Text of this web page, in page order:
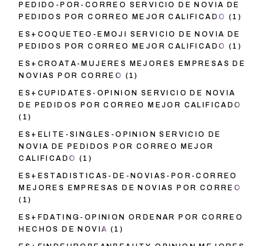
PEDIDO-POR-CORREO SERVICIO DE NOVIA DE
PEDIDOS POR CORREO MEJOR CALIFICADO (1)
ES+COQUETEO-EMOJI SERVICIO DE NOVIA DE
PEDIDOS POR CORREO MEJOR CALIFICADO (1)
ES+CROATA-MUJERES MEJORES EMPRESAS DE
NOVIAS POR CORREO (1)
ES+CUPIDATES-OPINION SERVICIO DE NOVIA
DE PEDIDOS POR CORREO MEJOR CALIFICADO
(1)
ES+ELITE-SINGLES-OPINION SERVICIO DE
NOVIA DE PEDIDOS POR CORREO MEJOR
CALIFICADO (1)
ES+ESTADISTICAS-DE-NOVIAS-POR-CORREO
MEJORES EMPRESAS DE NOVIAS POR CORREO
(1)
ES+FDATING-OPINION ORDENAR POR CORREO
HECHOS DE NOVIA (1)